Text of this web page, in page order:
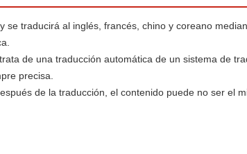
se traducirá al inglés, francés, chino y coreano
de una traducción automática de un sistema de
precisa.
de la traducción, el contenido puede no ser el